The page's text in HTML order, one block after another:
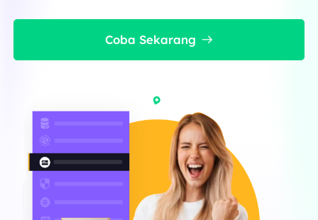
Coba Sekarang